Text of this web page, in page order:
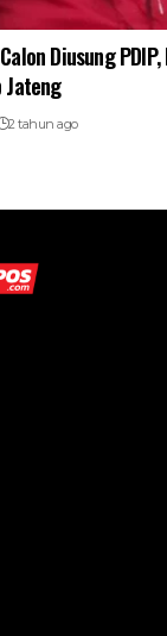
Diusung
Jateng
2 tahun ago